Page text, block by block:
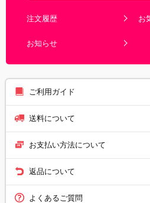
注文履歴 お
お知らせ
ご利用ガイド
送料について
お支払い方法について
返品について
よくあるご質問